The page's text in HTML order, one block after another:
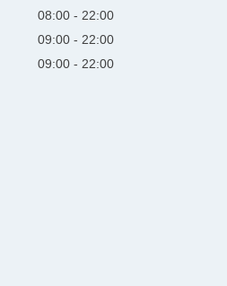
08:00
22:00
09:00
22:00
09:00 22:00